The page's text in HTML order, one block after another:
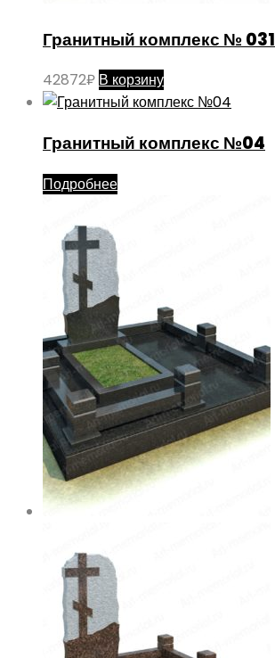
Гранитный комплекс № 031
42872₽ В корзину
Гранитный комплекс №04
Подробнее